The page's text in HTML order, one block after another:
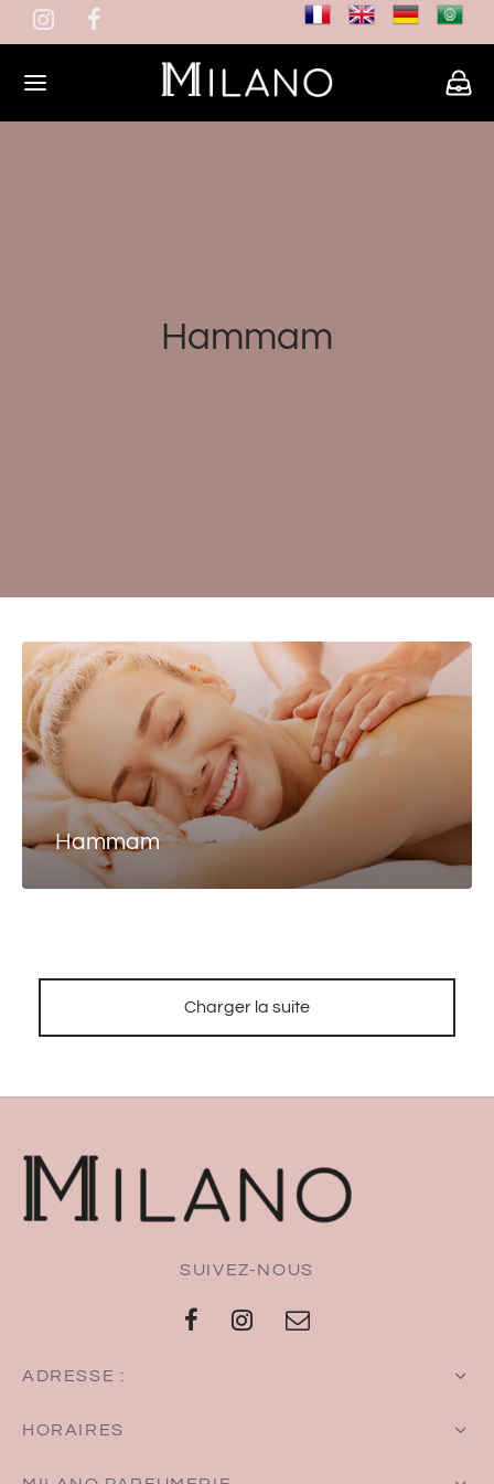
Hammam
Hammam
Charger la suite
SUIVEZ-NOUS
ADRESSE :
HORAIRES